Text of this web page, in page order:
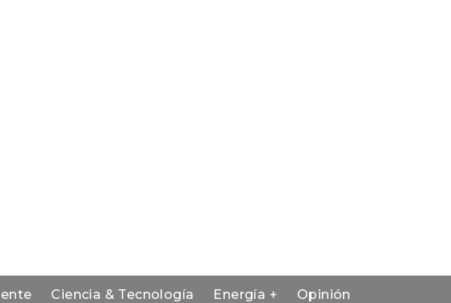
Ciencia & Tecnología Energía + Opinión